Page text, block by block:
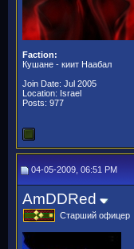
Faction:
Кушане - киит Наабал
Join Date: Jul 2005
Location: Israel
Posts: 977
04-05-2009, 06:51 PM
AmDDRed
Старший офицер